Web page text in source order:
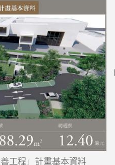
工程」計畫基本資料